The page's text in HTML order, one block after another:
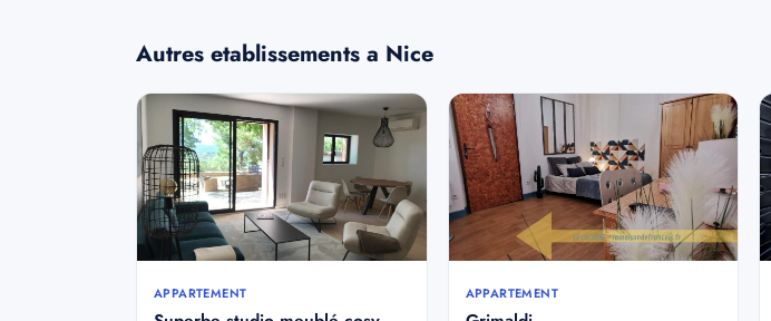
Autres etablissements a Nice
APPARTEMENT APPARTEMENT